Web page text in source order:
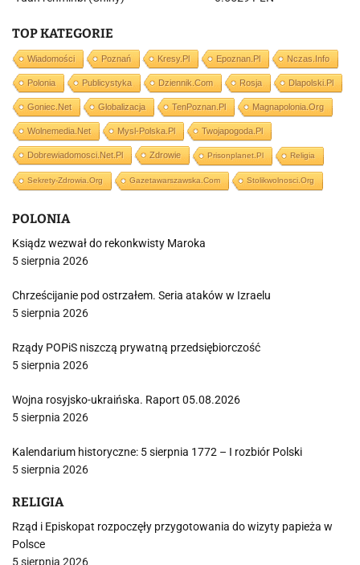
TOP KATEGORIE
Wiadomości Poznań Kresy.pl Epoznan.pl Nczas.info
Polonia Publicystyka Dziennik.com Rosja Dlapolski.pl
Goniec.net Globalizacja TenPoznan.pl Magnapolonia.org
Wolnemedia.net Mysl-Polska.pl Twojapogoda.pl
Dobrewiadomosci.net.pl Zdrowie Prisonplanet.pl Religia
Sekrety-Zdrowia.org Gazetawarszawska.com Stolikwolnosci.org
POLONIA
Ksiądz wezwał do rekonkwisty Maroka
5 sierpnia 2026
Chrześcijanie pod ostrzałem. Seria ataków w Izraelu
5 sierpnia 2026
Rządy POPiS niszczą prywatną przedsiębiorczość
5 sierpnia 2026
Wojna rosyjsko-ukraińska. Raport 05.08.2026
5 sierpnia 2026
Kalendarium historyczne: 5 sierpnia 1772 – I rozbiór Polski
5 sierpnia 2026
RELIGIA
Rząd i Episkopat rozpoczęły przygotowania do wizyty papieża w
Polsce
5 sierpnia 2026